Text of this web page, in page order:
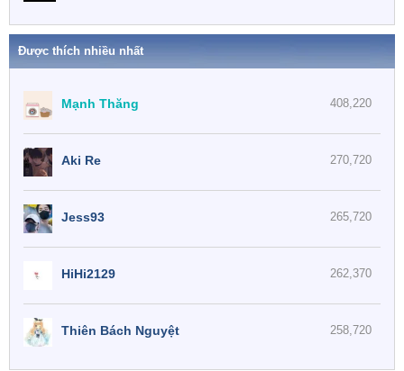
Được thích nhiều nhất
408,220
Mạnh Thăng
270,720
Aki Re
265,720
Jess93
262,370
HiHi2129
258,720
Thiên Bách Nguyệt